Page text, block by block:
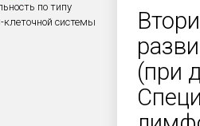
по типу
системы
(при